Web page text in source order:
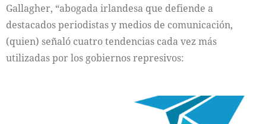
Gallagher, “abogada irlandesa que defiende a
destacados periodistas y medios de comunicación,
(quien) señaló cuatro tendencias cada vez más
utilizadas por los gobiernos represivos: